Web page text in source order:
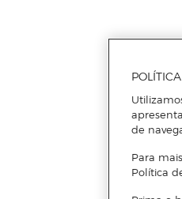
de
Para
Política